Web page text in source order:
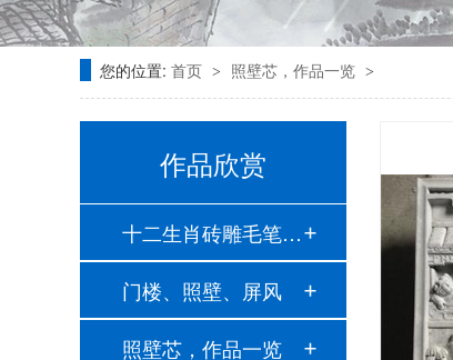
您的位置: 首页 > 照壁芯，作品一览 >
作品欣赏
十二生肖砖雕毛笔挂…
门楼、照壁、屏风
照壁芯，作品一览